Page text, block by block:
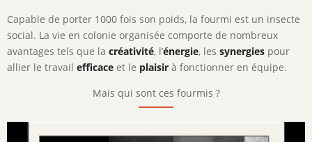
Capable de porter 1000 fois son poids, la fourmi est un insecte
social. La vie en colonie organisée comporte de nombreux
avantages tels que la créativité, l’énergie, les synergies pour
allier le travail efficace et le plaisir à fonctionner en équipe.
Mais qui sont ces fourmis ?